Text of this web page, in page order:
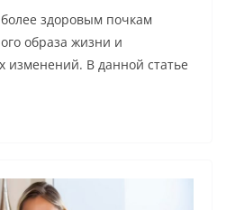
здоровым почкам
образа жизни и
изменений. В данной статье